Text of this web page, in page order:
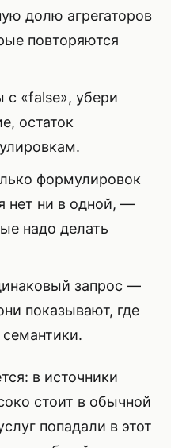
долю агрегаторов
повторяются
с «false», убери
остаток
формулировок
нет ни в одной, —
надо делать
запрос —
показывают, где
семантики.
в источники
стоит в обычной
попадали в этот